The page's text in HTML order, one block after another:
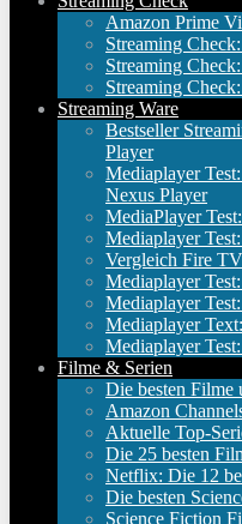
Amazon Prime
Streaming
Streaming
Streaming
Streaming Ware
Bestseller
Player
Mediaplayer
Nexus Player
MediaPlayer
Mediaplayer
Vergleich Fire
Mediaplayer
Mediaplayer
Mediaplayer
Mediaplayer
Filme & Serien
Die besten
Amazon
Aktuelle Top-
Die 25 besten
Netflix: Die 12
Die besten
Science Fiction